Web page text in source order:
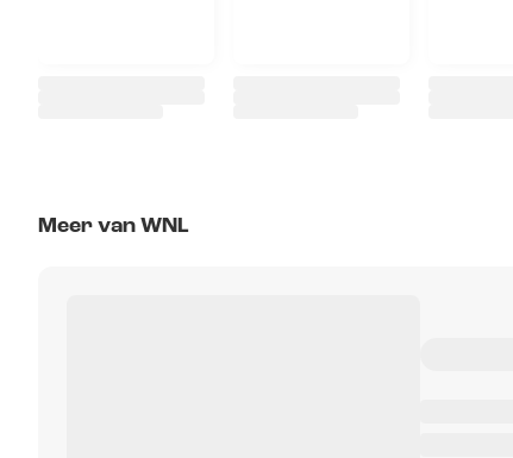
Meer van WNL